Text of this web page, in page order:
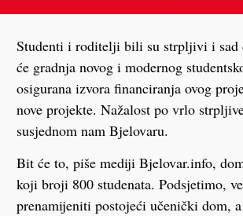
Studenti i roditelji bili su strpljivi i sad
će gradnja novog i modernog
osigurana izvora financiranja ovog
nove projekte. Nažalost po vrlo
susjednom nam Bjelovaru.
Bit će to, piše mediji Bjelovar.info,
koji broji 800 studenata. Podsjetimo,
prenamijeniti postojeći učenički dom,